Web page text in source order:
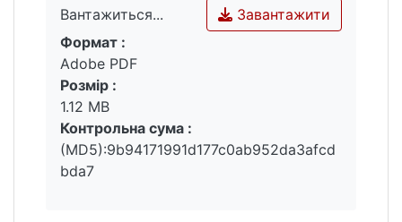
Вантажиться...
Вантажиться...
Завантажити
Формат :
Adobe PDF
Розмір :
1.12 MB
Контрольна сума :
(MD5):9b94171991d177c0ab952da3afcd
bda7